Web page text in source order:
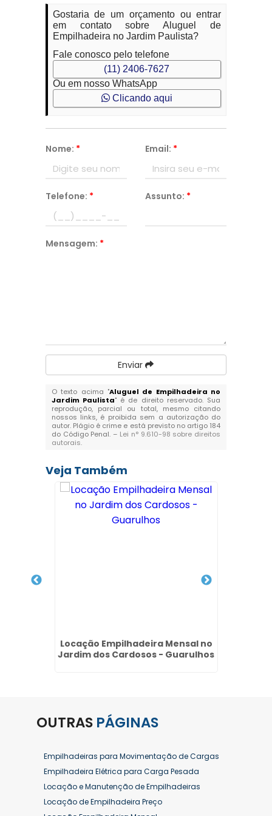
Gostaria de um orçamento ou entrar
em contato sobre Aluguel de
Empilhadeira no Jardim Paulista?
Fale conosco pelo telefone
(11) 2406-7627
Ou em nosso WhatsApp
Clicando aqui
Nome: * Email: *
Telefone: * Assunto: *
Mensagem: *
Enviar
O texto acima "Aluguel de Empilhadeira no
Jardim Paulista" é de direito reservado. Sua
reprodução, parcial ou total, mesmo citando
nossos links, é proibida sem a autorização do
autor. Plágio é crime e está previsto no artigo 184
do Código Penal. – Lei n° 9.610-98 sobre direitos
autorais.
Veja Também
Locação Empilhadeira Mensal no
Jardim dos Cardosos - Guarulhos
OUTRAS PÁGINAS
Empilhadeiras para Movimentação de Cargas
Empilhadeira Elétrica para Carga Pesada
Locação e Manutenção de Empilhadeiras
Locação de Empilhadeira Preço